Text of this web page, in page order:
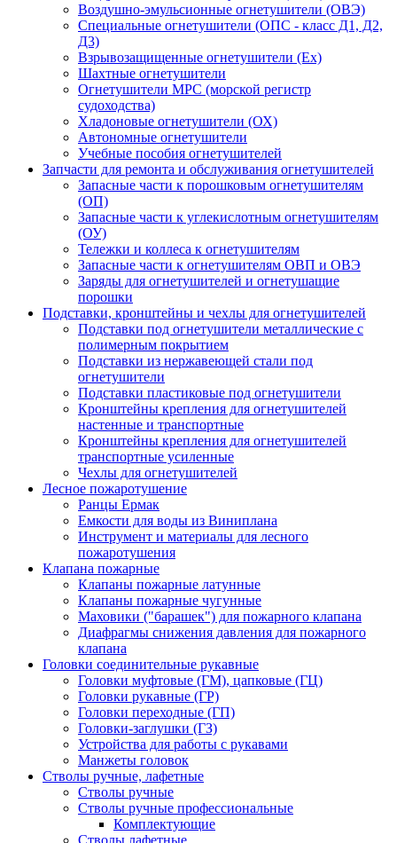
Воздушно-эмульсионные огнетушители (ОВЭ)
Специальные огнетушители (ОПС - класс Д1, Д2,
Д3)
Взрывозащищенные огнетушители (Ex)
Шахтные огнетушители
Огнетушители МРС (морской регистр
судоходства)
Хладоновые огнетушители (ОХ)
Автономные огнетушители
Учебные пособия огнетушителей
Запчасти для ремонта и обслуживания огнетушителей
Запасные части к порошковым огнетушителям
(ОП)
Запасные части к углекислотным огнетушителям
(ОУ)
Тележки и коллеса к огнетушителям
Запасные части к огнетушителям ОВП и ОВЭ
Заряды для огнетушителей и огнетушащие
порошки
Подставки, кронштейны и чехлы для огнетушителей
Подставки под огнетушители металлические с
полимерным покрытием
Подставки из нержавеющей стали под
огнетушители
Подставки пластиковые под огнетушители
Кронштейны крепления для огнетушителей
настенные и транспортные
Кронштейны крепления для огнетушителей
транспортные усиленные
Чехлы для огнетушителей
Лесное пожаротушение
Ранцы Ермак
Емкости для воды из Виниплана
Инструмент и материалы для лесного
пожаротушения
Клапана пожарные
Клапаны пожарные латунные
Клапаны пожарные чугунные
Маховики ("барашек") для пожарного клапана
Диафрагмы снижения давления для пожарного
клапана
Головки соединительные рукавные
Головки муфтовые (ГМ), цапковые (ГЦ)
Головки рукавные (ГР)
Головки переходные (ГП)
Головки-заглушки (ГЗ)
Устройства для работы с рукавами
Манжеты головок
Стволы ручные, лафетные
Стволы ручные
Стволы ручные профессиональные
Комплектующие
Стволы лафетные